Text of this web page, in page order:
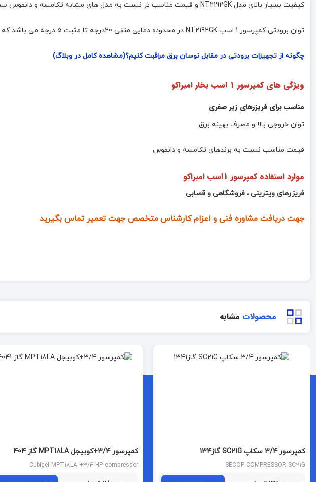
کیفیت بسیار بالای مدل NT2192GK و قیمت مناسب تر نسبت به مدل های مشابه تکامسه و دانفوس سبب تقاضای بالای این محصول است .
توان برودتی کمپرسور 1 اسب NT2192GK در محدوده دمایی منفی 20درجه تا مثبت 5 درجه می باشد که با توجه به حجم فریزر ، حجم لوله کشی و حجم کندانسور امکان پذیر است .
چگونه از تجهیزات برودتی در مقابل نوسان برق مراقبت کنیم؟(مشاهده کامل در وبلاگ)
ویژگی های کمپرسور 1 اسب بخار امبراکو
مناسب برای فریزرهای زیر صفری
توان خروجی بالا و مصرف بهینه برق
قیمت مناسب نسبت به برندهای تکامسه و دانفوس
موارد استفاده کمپرسور 1اسب امبراکو
فریزرهای ویترینی ، فروشگاهی و قصابی
جهت دریافت مشاوره فنی و اعزام کارشناس متخصص جهت تعمیر تماس بگیرید
محصولات مشابه
کمپرسور 3/4 سکاپ SC21G گاز134
SECOP COMPRESSOR SC21G
کمپرسور 3/4+کوبیجل MPT18LA گاز 404
Cubigel MPT18LA +3/4 HP compressor